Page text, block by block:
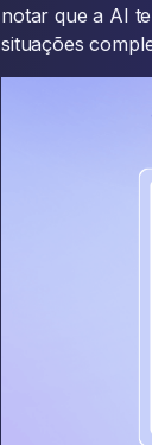
notar que a AI
situações